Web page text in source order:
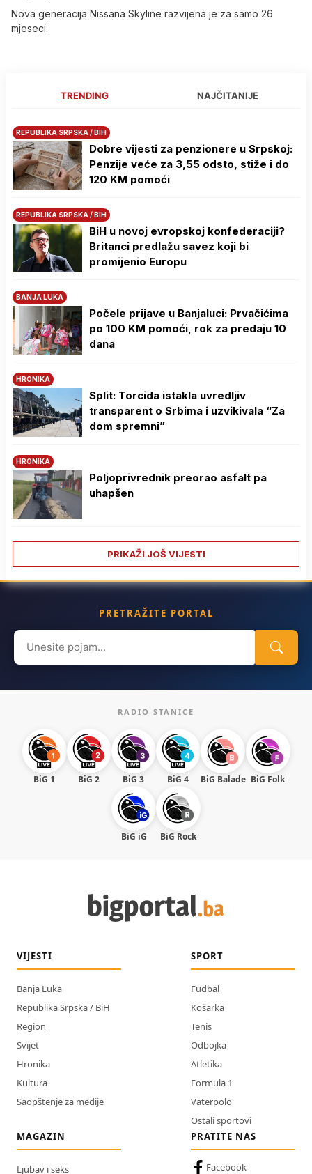
Nova generacija Nissana Skyline razvijena je za samo 26
mjeseci.
TRENDING NAJČITANIJE
REPUBLIKA SRPSKA / BIH
Dobre vijesti za penzionere u Srpskoj:
Penzije veće za 3,55 odsto, stiže i do
120 KM pomoći
REPUBLIKA SRPSKA / BIH
BiH u novoj evropskoj konfederaciji?
Britanci predlažu savez koji bi
promijenio Europu
BANJA LUKA
Počele prijave u Banjaluci: Prvačićima
po 100 KM pomoći, rok za predaju 10
dana
HRONIKA
Split: Torcida istakla uvredljiv
transparent o Srbima i uzvikivala “Za
dom spremni”
HRONIKA
Poljoprivrednik preorao asfalt pa
uhapšen
PRIKAŽI JOŠ VIJESTI
PRETRAŽITE PORTAL
Search
for:
RADIO STANICE
BiG 1 BiG 2 BiG 3 BiG 4 BiG Balade BiG Folk
BiG iG BiG Rock
VIJESTI
Banja Luka
Republika Srpska / BiH
Region
Svijet
Hronika
Kultura
Saopštenje za medije
SPORT
Fudbal
Košarka
Tenis
Odbojka
Atletika
Formula 1
Vaterpolo
Ostali sportovi
MAGAZIN
Ljubav i seks
PRATITE NAS
Facebook